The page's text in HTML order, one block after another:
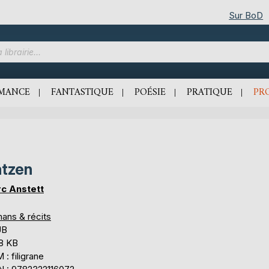
Sur BoD
FANTASTIQUE POÉSIE PRATIQUE
Anstett
& récits
KB
: filigrane